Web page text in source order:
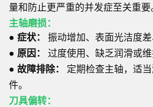
量和防止更严重的并发症至关重要
主轴磨损：
● 症状：
振动增加、表面光洁度差
● 原因： 过度使用、缺乏润滑或维
● 故障排除：
定期检查主轴，适
件。
刀具偏转：